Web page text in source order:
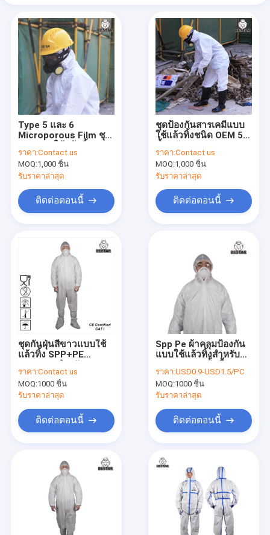
ผลิตภัณฑ์
วิดีโอ
เกี่ยวกับเรา
Type 5 และ 6
Microporous Film ชุด
สำหรับห้องปฏิบัติการ
ราคา:Contact us
MOQ:1,000 ชิ้น
รับราคาล่าสุด
ติดต่อตอนนี้
ชุดป้องกันสารเคมีแบบ
ใช้แล้วทิ้งชนิด OEM 5/6
ราคา:Contact us
MOQ:1,000 ชิ้น
รับราคาล่าสุด
ติดต่อตอนนี้
ชุดกันฝุ่นสีขาวแบบใช้
แล้วทิ้ง SPP+PE
อนามัยและการทำความ
สะอาด
ราคา:Contact us
MOQ:1000 ชิ้น
รับราคาล่าสุด
ติดต่อตอนนี้
Spp Pe ผ้าคลุมป้องกัน
แบบใช้แล้วทิ้งสำหรับ
ราคา:USD0.9-USD1.5/PC
MOQ:1000 ชิ้น
รับราคาล่าสุด
ติดต่อตอนนี้